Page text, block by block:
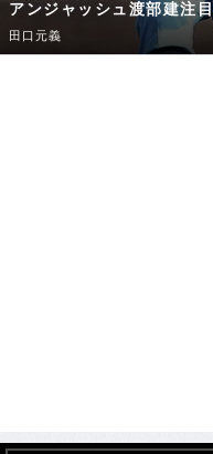
アンジャッシュ渡部建注
田口元義